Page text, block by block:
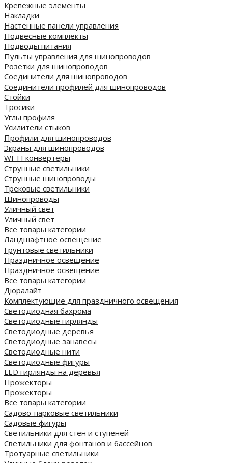
Крепежные элементы
Накладки
Настенные панели управления
Подвесные комплекты
Подводы питания
Пульты управления для шинопроводов
Розетки для шинопроводов
Соединители для шинопроводов
Соединители профилей для шинопроводов
Стойки
Тросики
Углы профиля
Усилители стыков
Профили для шинопроводов
Экраны для шинопроводов
WI-FI конвертеры
Струнные светильники
Струнные шинопроводы
Трековые светильники
Шинопроводы
Уличный свет
Уличный свет
Все товары категории
Ландшафтное освещение
Грунтовые светильники
Праздничное освещение
Праздничное освещение
Все товары категории
Дюралайт
Комплектующие для праздничного освещения
Светодиодная бахрома
Светодиодные гирлянды
Светодиодные деревья
Светодиодные занавесы
Светодиодные нити
Светодиодные фигуры
LED гирлянды на деревья
Прожекторы
Прожекторы
Все товары категории
Садово-парковые светильники
Садовые фигуры
Светильники для стен и ступеней
Светильники для фонтанов и бассейнов
Тротуарные светильники